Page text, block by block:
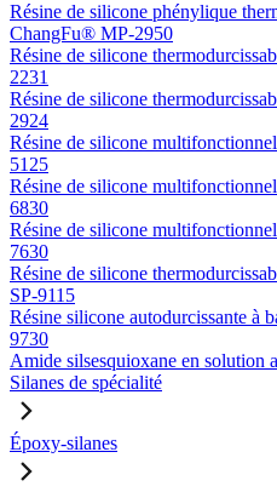
Résine de silicone phénylique
ChangFu® MP-2950
Résine de silicone
2231
Résine de silicone
2924
Résine de silicone
5125
Résine de silicone
6830
Résine de silicone
7630
Résine de silicone
SP-9115
Résine silicone autodurcissante à
9730
Amide silsesquioxane en solution
Silanes de spécialité
Époxy-silanes